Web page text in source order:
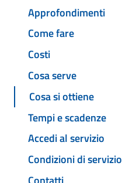
Approfondimenti
Come fare
Costi
Cosa serve
Cosa si ottiene
Tempi e scadenze
Accedi al servizio
Condizioni di servizio